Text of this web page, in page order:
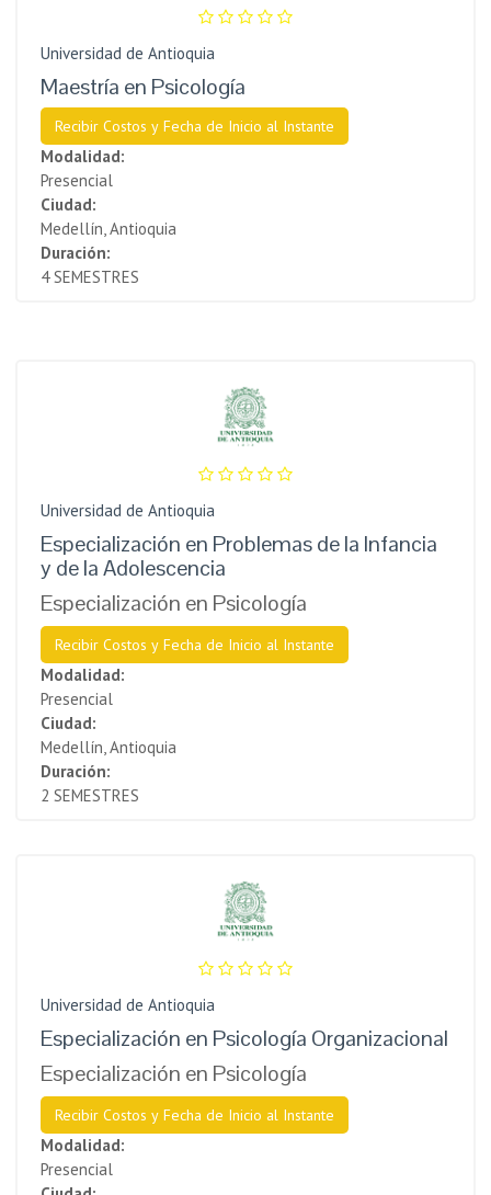
Universidad de Antioquia
Maestría en Psicología
Recibir Costos y Fecha de Inicio al Instante
Modalidad:
Presencial
Ciudad:
Medellín, Antioquia
Duración:
4 SEMESTRES
Universidad de Antioquia
Especialización en Problemas de la Infancia
y de la Adolescencia
Especialización en Psicología
Recibir Costos y Fecha de Inicio al Instante
Modalidad:
Presencial
Ciudad:
Medellín, Antioquia
Duración:
2 SEMESTRES
Universidad de Antioquia
Especialización en Psicología Organizacional
Especialización en Psicología
Recibir Costos y Fecha de Inicio al Instante
Modalidad:
Presencial